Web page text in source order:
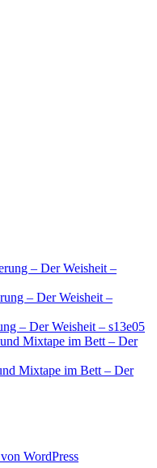
– Der Weisheit –
– Der Weisheit –
– Der Weisheit – s13e05
Mixtape im Bett – Der
Mixtape im Bett – Der
WordPress